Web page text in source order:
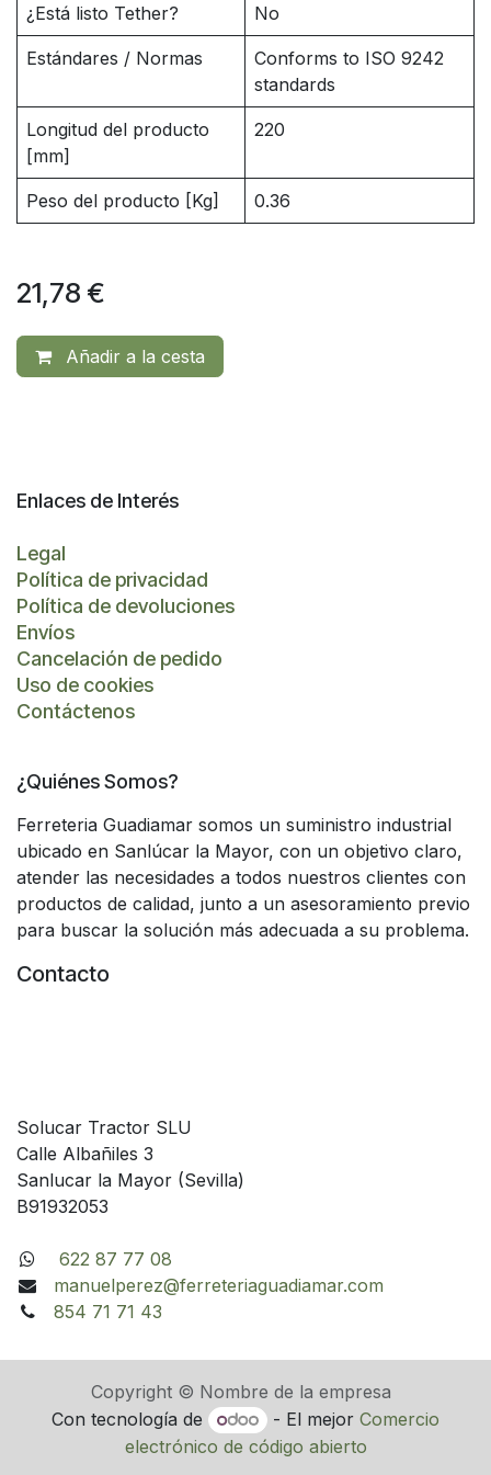
¿Está listo Tether? No
Estándares / Normas
Conforms to ISO 9242
standards
Longitud del producto
[mm]
220
Peso del producto [Kg] 0.36
21,78 €
Añadir a la cesta
Enlaces de Interés
Legal
Política de privacidad
Política de devoluciones
Envíos
Cancelación de pedido
Uso de cookies
Contáctenos
¿Quiénes Somos?
Ferreteria Guadiamar somos un suministro industrial
ubicado en Sanlúcar la Mayor, con un objetivo claro,
atender las necesidades a todos nuestros clientes con
productos de calidad, junto a un asesoramiento previo
para buscar la solución más adecuada a su problema.
Contacto
Solucar Tractor SLU
Calle Albañiles 3
Sanlucar la Mayor (Sevilla)
B91932053
622 87 77 08
manuelperez@ferreteriaguadiamar.com
854 71 71 43
Copyright © Nombre de la empresa
Con tecnología de
- El mejorComercio
electrónico de código abierto